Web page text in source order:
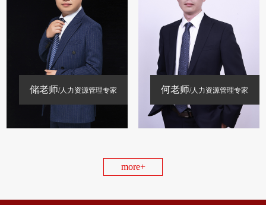
储老师/人力资源管理专家 何老师/人力资源管理专家
more+